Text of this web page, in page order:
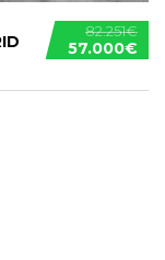
82.251€
57.000€